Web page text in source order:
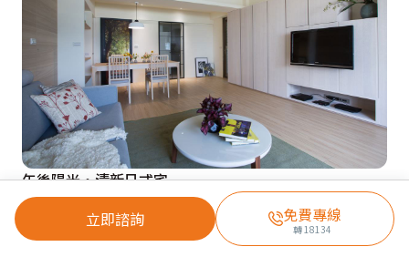
立即諮詢 免費專線
轉18134
午後陽光‧清新日式宅